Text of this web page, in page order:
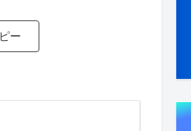
ー